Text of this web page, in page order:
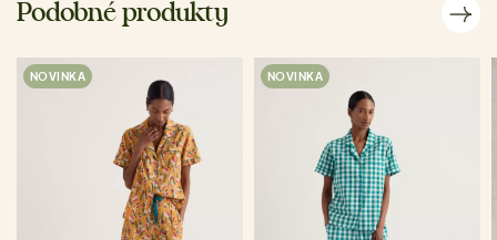
Podobné produkty
NOVINKA NOVINKA